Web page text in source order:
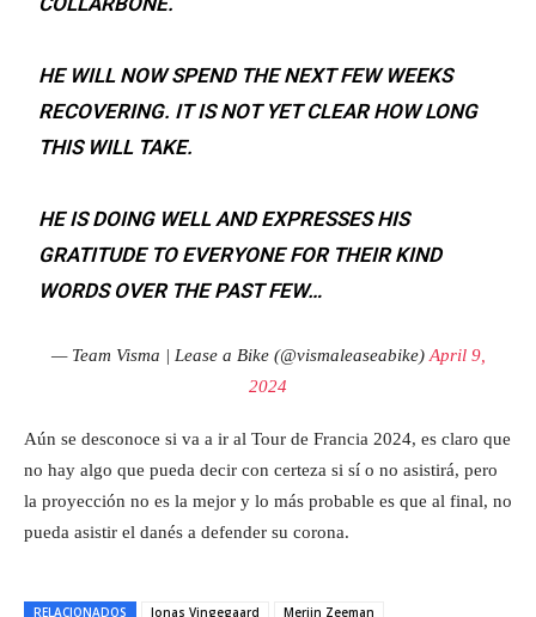
HE WILL NOW SPEND THE NEXT FEW WEEKS
RECOVERING. IT IS NOT YET CLEAR HOW LONG
THIS WILL TAKE.
HE IS DOING WELL AND EXPRESSES HIS
GRATITUDE TO EVERYONE FOR THEIR KIND
WORDS OVER THE PAST FEW…
— Team Visma | Lease a Bike (@vismaleaseabike) April 9,
2024
Aún se desconoce si va a ir al Tour de Francia 2024, es claro que
no hay algo que pueda decir con certeza si sí o no asistirá, pero
la proyección no es la mejor y lo más probable es que al final, no
pueda asistir el danés a defender su corona.
RELACIONADOS Jonas Vingegaard Merijn Zeeman